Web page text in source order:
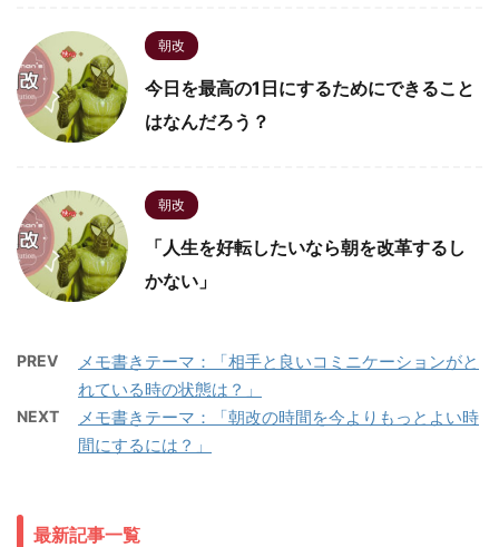
朝改
今日を最高の1日にするためにできること
はなんだろう？
朝改
「人生を好転したいなら朝を改革するし
かない」
PREV
メモ書きテーマ：「相手と良いコミニケーションがと
れている時の状態は？」
NEXT
メモ書きテーマ：「朝改の時間を今よりもっとよい時
間にするには？」
最新記事一覧